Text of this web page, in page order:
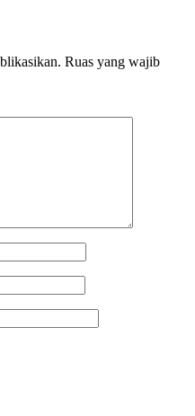
Ruas yang wajib